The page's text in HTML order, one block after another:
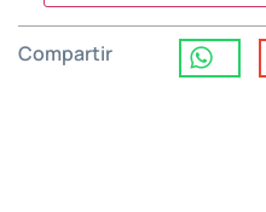
Compartir